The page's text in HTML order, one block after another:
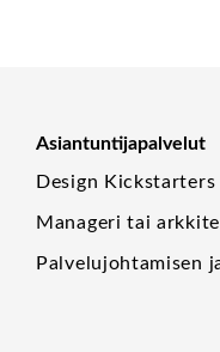
Asiantuntijapalvelut
Design Kickstarters
Manageri tai
Palvelujohtamisen